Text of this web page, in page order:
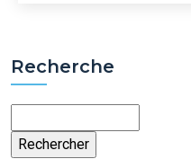
Recherche